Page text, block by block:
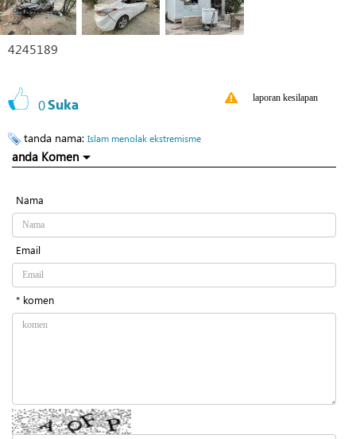
4245189
0Suka laporan kesilapan
tanda nama: Islam menolak ekstremisme
anda Komen
Nama
Email
* komen